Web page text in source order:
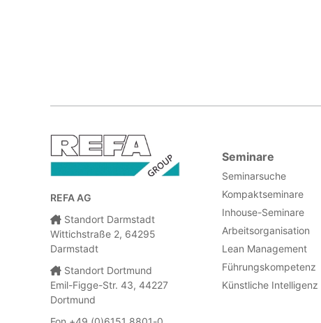
REFA AG
Standort Darmstadt
Wittichstraße 2, 64295
Darmstadt
Standort Dortmund
Emil-Figge-Str. 43, 44227
Dortmund
Seminare
Seminarsuche
Kompaktseminare
Inhouse-Seminare
Arbeitsorganisation
Lean Management
Führungskompetenz
Künstliche Intelligenz